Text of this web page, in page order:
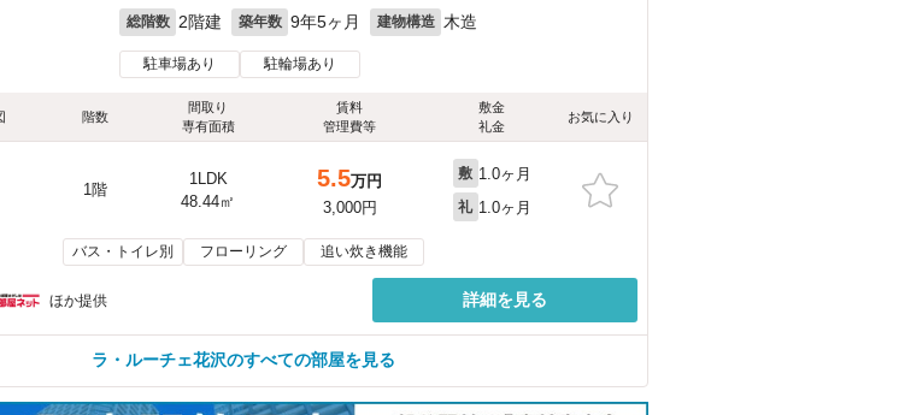
総階数 2階建 築年数 9年5ヶ月 建物構造 木造
駐車場あり 駐輪場あり
階数
間取り
専有面積
賃料
管理費等
敷金
礼金
お気に入り
1階
1LDK
48.44㎡
5.5万円
3,000円
敷 1.0ヶ月
礼 1.0ヶ月
バス・トイレ別 フローリング 追い炊き機能
ほか提供 詳細を見る
ラ・ルーチェ花沢のすべての部屋を見る